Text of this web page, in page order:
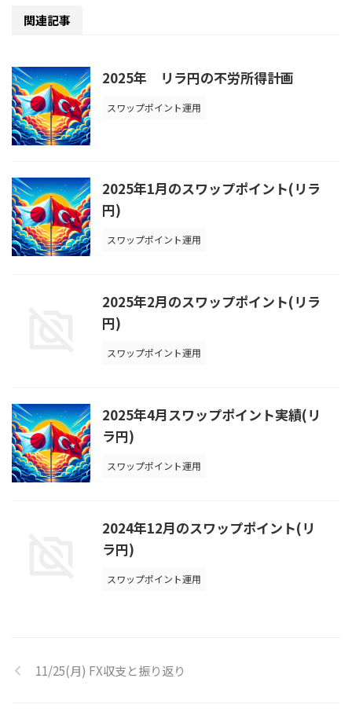
関連記事
2025年 リラ円の不労所得計画
スワップポイント運用
2025年1月のスワップポイント(リラ
円)
スワップポイント運用
2025年2月のスワップポイント(リラ
円)
スワップポイント運用
2025年4月スワップポイント実績(リ
ラ円)
スワップポイント運用
2024年12月のスワップポイント(リ
ラ円)
スワップポイント運用
11/25(月) FX収支と振り返り